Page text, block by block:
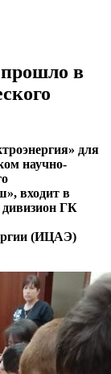
прошло в
для
научно-
входит в
ГК
(ИЦАЭ)